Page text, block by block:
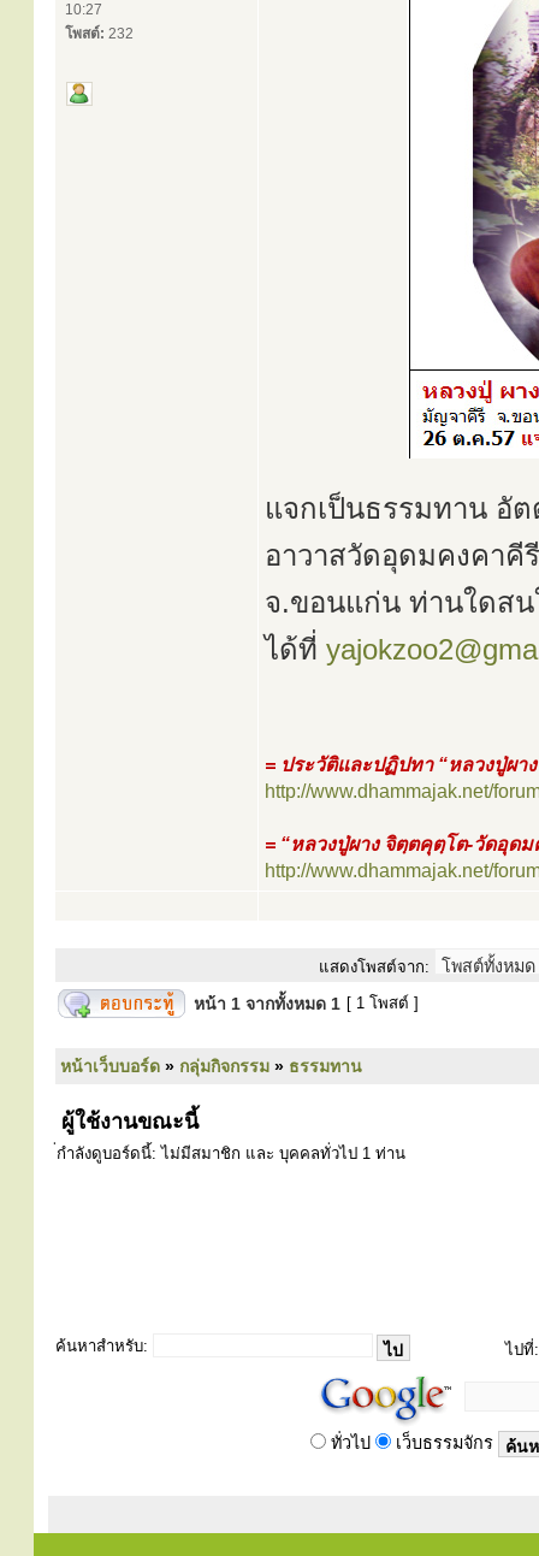
10:27
โพสต์: 232
แจกเป็นธรรมทาน อั
อาวาสวัดอุดมคงคา
จ.ขอนแก่น ท่านใดสน
ได้ที่
= ประวัติและปฏิปทา “หลวงปู่ผา
http://www.dhammajak.net/
= “หลวงปู่ผาง จิตฺตคุตฺโต-วัดอุดม
http://www.dhammajak.net/
แสดงโพสต์จาก:
หน้า 1 จากทั้งหมด 1 [ 1 โพสต์ ]
หน้าเว็บบอร์ด » กลุ่มกิจกรรม » ธรรมทาน
ผู้ใช้งานขณะนี้
่กำลังดูบอร์ดนี้: ไม่มีสมาชิก และ บุคคลทั่วไป 1 ท่าน
ค้นหาสำหรับ: ไปที่:
ทั่วไป เว็บธรรมจักร